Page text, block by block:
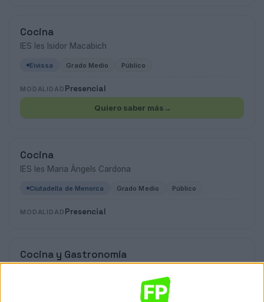
Cocina
IES Ies Isidor Macabich
Eivissa Grado Medio Público
MODALIDAD Presencial
Quiero saber más →
Cocina
IES Ies Maria Àngels Cardona
Ciutadella de Menorca Grado Medio Público
MODALIDAD Presencial
Cocina y Gastronomía
Público